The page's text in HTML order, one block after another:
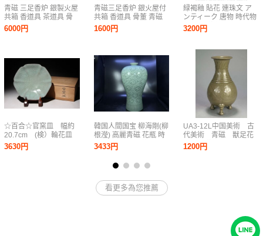
青磁 三足香炉 銀製火屋
共箱 香道具 茶道具 骨
董品 龍泉窯 銀製蓋
陶磁器 中国美術 唐物
6000円
☆百合☆官窯皿 幅約
20.7cm (検）輪花皿
皿 鉢 青磁 氷裂紋 唐物
中国美術 古玩
3630円
青磁三足香炉 銀火屋付
共箱 香道具 骨董 青磁
香炉 唐物 三足香炉 青
磁 中国美術 龍泉窯
1600円
韓国人間国宝 柳海剛(柳
根瀅) 高麗青磁 花瓶 時
代物 骨董品 青磁 李朝
花器 共箱付き
3433円
緑褐釉 貼花 連珠文 ア
ンティーク 唐物 時代物
茶碗 青磁 緑釉 骨董品
古美術 中国美術 唐時代
3200円
UA3-12L中国美術 古
代美術 青磁 獣足花
入 青磁花瓶 唐物
古物 古玩
1200円
看更多為您推薦